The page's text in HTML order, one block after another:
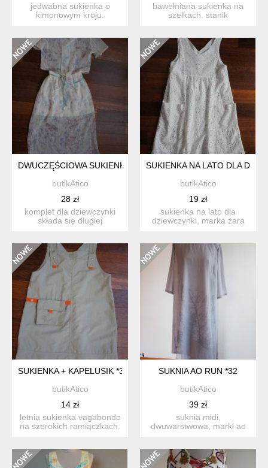
jedwabna sukienka o
kimonowym kroju.
bawełniana sukienka na
szelkach. stanik
DWUCZĘŚCIOWA SUKIENKA #24
butikAtico
28 zł
komplet dla dziewczynki
składa się długiej
SUKIENKA NA LATO DLA
butikAtico
19 zł
sukienka na lato dla
dziewczynki, marka zara
SUKIENKA + KAPELUSIK *39
butikAtico
14 zł
letnia sukienka vagabondo
na szerokich ramiączkach.
SUKNIA AO RUN *32
butikAtico
39 zł
suknia midi,
dwuwarstwowa, marki ao